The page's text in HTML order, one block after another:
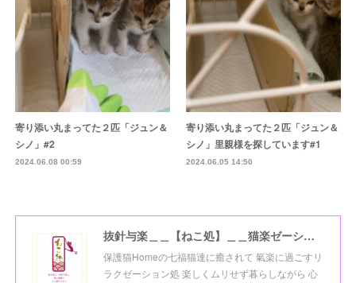
寄り添い丸まってた２匹「ジュン＆
シノ」#2
2024.06.08 00:59
寄り添い丸まってた２匹「ジュン＆
シノ」里親様を探しています#1
2024.06.05 14:50
抜針与楽＿＿【ねこ処】＿＿猫楽ゼーションHome☆
保護猫Homeの七福猫達に癒されて 氣楽に過ごすリ
ラクゼーション処 楽しくムリせず暮らしながら 心